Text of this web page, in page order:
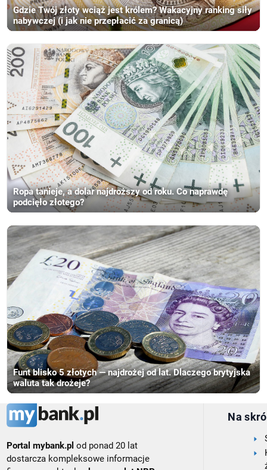
Gdzie Twój złoty wciąż jest królem? Wakacyjny ranking siły
nabywczej (i jak nie przepłacić za granicą)
Ropa tanieje, a dolar najdroższy od roku. Co naprawdę
podcięło złotego?
Funt blisko 5 złotych — najdrożej od lat. Dlaczego brytyjska
waluta tak drożeje?
Portal mybank.pl od ponad 20 lat
dostarcza kompleksowe informacje
Na